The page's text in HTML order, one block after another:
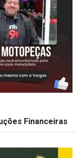
Financeiras